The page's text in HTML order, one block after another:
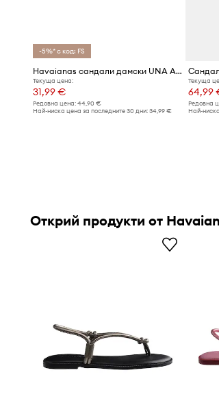
-5%* с код: FS
Havaianas сандали дамски UNA ACAI
Текуща цена:
31,99 €
Редовна цена: 44,90 €
Най-ниска цена за последните 30 дни: 34,99 €
Текуща
64,99
Редовна
Най-
Открий продукти от